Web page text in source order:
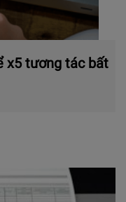
x5 tương tác bất